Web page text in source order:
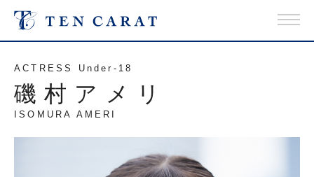
ACTRESS Under-18
磯村アメリ
ISOMURA AMERI